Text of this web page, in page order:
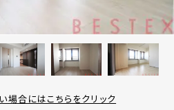
場合にはこちらをクリック